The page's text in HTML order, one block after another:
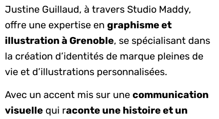
Justine Guillaud, à travers Studio Maddy,
offre une expertise en graphisme et
illustration à Grenoble, se spécialisant dans
la création d’identités de marque pleines de
vie et d’illustrations personnalisées.
Avec un accent mis sur une communication
visuelle qui raconte une histoire et un